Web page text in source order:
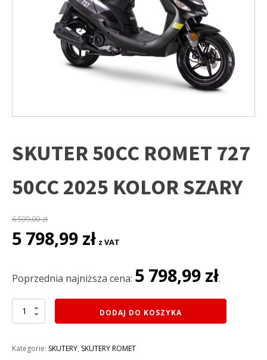
SKUTER 50CC ROMET 727
50CC 2025 KOLOR SZARY
6 599,00zł
Pierwotna
cena
6
5 798,99 zł cena
5
z VAT
Poprzednia najniższa cena: 5 798,99 zł.
ilość
SKUTER
727
DODAJ DO KOSZYKA
Kategorie: SKUTERY, SKUTERY ROMET